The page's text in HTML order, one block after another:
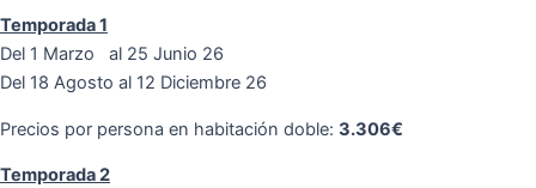
Temporada 1
Del 1 Marzo al 25 Junio 26
Del 18 Agosto al 12 Diciembre 26
Precios por persona en habitación doble: 3.306€
Temporada 2